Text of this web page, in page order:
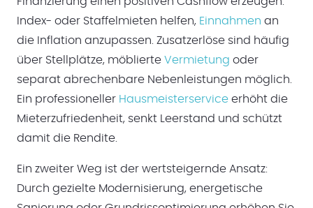
Index- oder Staffelmieten helfen, Einnahmen an
die Inflation anzupassen. Zusatzerlöse sind häufig
über Stellplätze, möblierte Vermietung oder
separat abrechenbare Nebenleistungen möglich.
Ein professioneller Hausmeisterservice erhöht die
Mieterzufriedenheit, senkt Leerstand und schützt
damit die Rendite.
Ein zweiter Weg ist der wertsteigernde Ansatz:
Durch gezielte Modernisierung, energetische